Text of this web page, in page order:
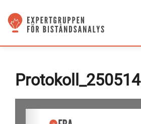
Protokoll_250514